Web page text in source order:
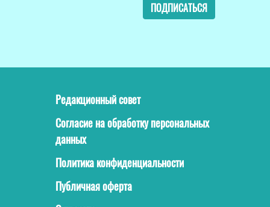
ПОДПИСАТЬСЯ
Редакционный совет
Согласие на обработку персональных
данных
Политика конфиденциальности
Публичная оферта